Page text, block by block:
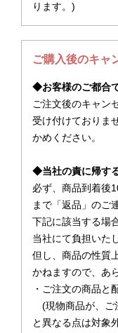
ります。)
ご購入後のキャ
◆お客様のご都合
ご注文後のキャン
受け付けておりま
かめください。
◆当社の責に帰す
必ず、商品到着後
まで「返品」のご
下記に該当する場
当社にて負担いた
但し、商品の性質
かねますので、あ
・ご注文の商品と
(現物商品が、ご
と異なる点は対象